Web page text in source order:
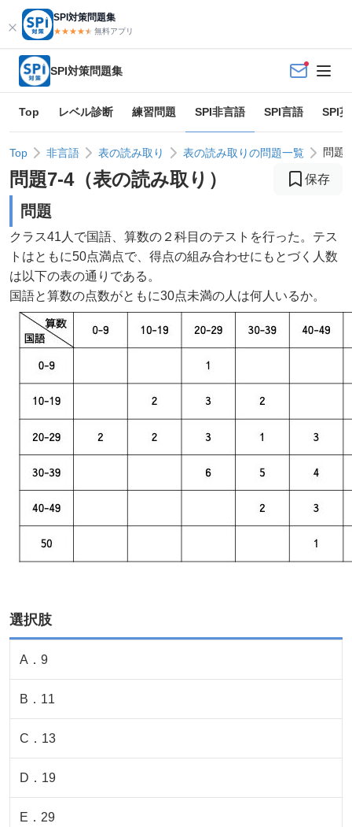
SPI対策問題集
★★★★★
★ 無料アプリ
SPI対策問題集
Top レベル診断 練習問題 SPI非言語 SPI言語 SPI
Top 非言語 表の読み取り 表の読み取りの問題一覧 問題
問題7-4（表の読み取り ） 保存
問題
クラス41人で国語、算数の２科目のテストを行った。テス
トはともに50点満点で、得点の組み合わせにもとづく人数
は以下の表の通りである。
国語と算数の点数がともに30点未満の人は何人いるか。
選択肢
A ． 9
B ． 11
C ． 13
D ． 19
E ． 29